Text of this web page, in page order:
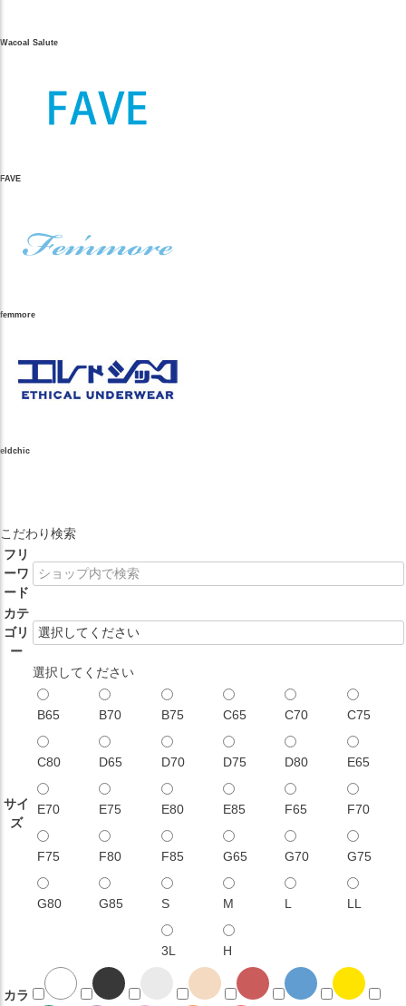
Wacoal Salute
FAVE
femmore
eldchic
こだわり検索
フリ
ーワ
ード
カテ
ゴリ
ー
サイ
ズ
選択してください
B65 B70 B75 C65 C70 C75
C80 D65 D70 D75 D80 E65
E70 E75 E80 E85 F65 F70
F75 F80 F85 G65 G70 G75
G80 G85 S M L LL
3L H
カラ